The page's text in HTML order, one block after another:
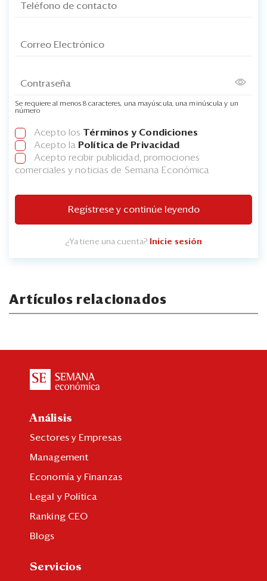
Se requiere al menos 8 caracteres, una mayúscula, una minúscula y un
número
Acepto los Términos y Condiciones
Acepto la Política de Privacidad
Acepto recibir publicidad, promociones
comerciales y noticias de Semana Económica
Regístrese y continúe leyendo
¿Ya tiene una cuenta? Inicie sesión
Artículos relacionados
Análisis
Sectores y Empresas
Management
Economía y Finanzas
Legal y Política
Ranking CEO
Blogs
Servicios